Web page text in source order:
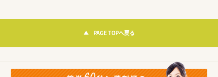
PAGE TOPへ戻る